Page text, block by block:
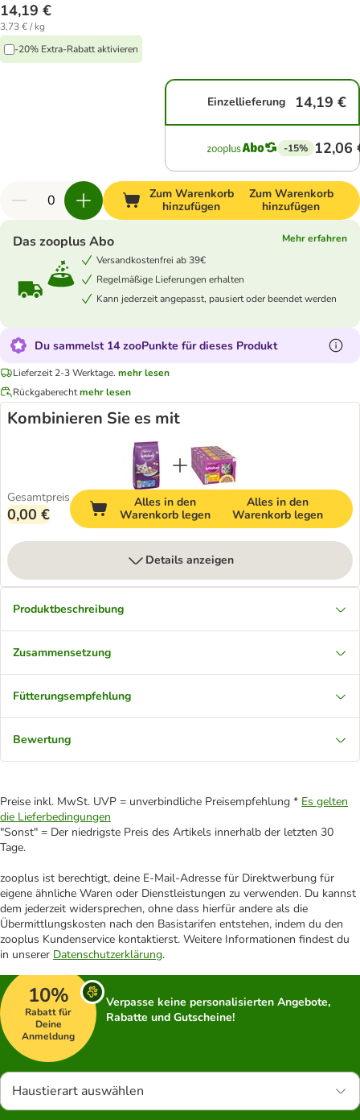
14,19 €
3,73 € / kg
-20% Extra-Rabatt aktivieren
Einzellieferung 14,19 €
-15% 12,06
Zum Warenkorb
hinzufügen
Zum Warenkorb
hinzufügen
Das zooplus Abo
Mehr erfahren
Versandkostenfrei ab 39€
Regelmäßige Lieferungen erhalten
Kann jederzeit angepasst, pausiert oder beendet werden
Du sammelst 14 zooPunkte für dieses Produkt
Lieferzeit 2-3 Werktage. mehr lesen
Rückgaberechtmehr lesen
Kombinieren Sie es mit
Gesamtpreis
0,00 €
Alles in den
Warenkorb legen
Alles in den
Warenkorb legen
Details anzeigen
Produktbeschreibung
Zusammensetzung
Fütterungsempfehlung
Bewertung
Preise inkl. MwSt. UVP = unverbindliche Preisempfehlung * Es gelten
die Lieferbedingungen
"Sonst" = Der niedrigste Preis des Artikels innerhalb der letzten 30
Tage.
zooplus ist berechtigt, deine E-Mail-Adresse für Direktwerbung für
eigene ähnliche Waren oder Dienstleistungen zu verwenden. Du kannst
dem jederzeit widersprechen, ohne dass hierfür andere als die
Übermittlungskosten nach den Basistarifen entstehen, indem du den
zooplus Kundenservice kontaktierst. Weitere Informationen findest du
in unserer Datenschutzerklärung.
10%
Rabatt für
Deine
Anmeldung
Verpasse keine personalisierten Angebote,
Rabatte und Gutscheine!
Haustierart auswählen